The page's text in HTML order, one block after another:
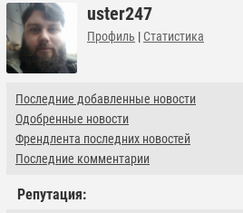
uster247
Профиль | Статистика
Последние добавленные новости
Одобренные новости
Френдлента последних новостей
Последние комментарии
Репутация: